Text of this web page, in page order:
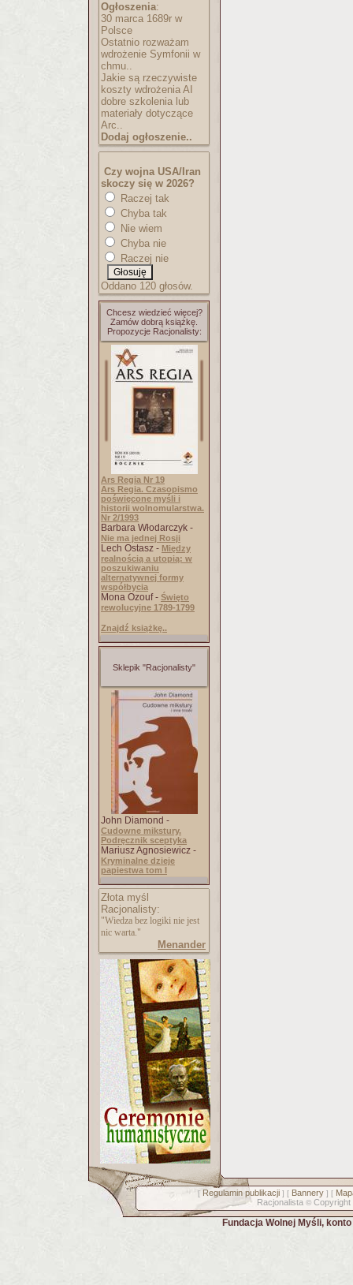
Ogłoszenia:
30 marca 1689r w
Polsce
Ostatnio rozważam
wdrożenie Symfonii w
chmu..
Jakie są rzeczywiste
koszty wdrożenia AI
dobre szkolenia lub
materiały dotyczące
Arc..
Dodaj ogłoszenie..
Czy wojna USA/Iran
skoczy się w 2026?
Raczej tak
Chyba tak
Nie wiem
Chyba nie
Raczej nie
Oddano 120 głosów.
Chcesz wiedzieć więcej?
Zamów dobrą książkę.
Propozycje Racjonalisty:
Ars Regia Nr 19
Ars Regia. Czasopismo
poświęcone myśli i
historii wolnomularstwa.
Nr 2/1993
Barbara Włodarczyk -
Nie ma jednej Rosji
Lech Ostasz - Między
realnością a utopią: w
poszukiwaniu
alternatywnej formy
współbycia
Mona Ozouf - Święto
rewolucyjne 1789-1799
Znajdź książkę..
Sklepik "Racjonalisty"
John Diamond -
Cudowne mikstury.
Podręcznik sceptyka
Mariusz Agnosiewicz -
Kryminalne dzieje
papiestwa tom I
Złota myśl
Racjonalisty:
"Wiedza bez logiki nie jest
nic warta."
Menander
[ Regulamin publikacji] [ Bannery] [
Racjonalista © Copyright
Fundacja Wolnej Myśli,